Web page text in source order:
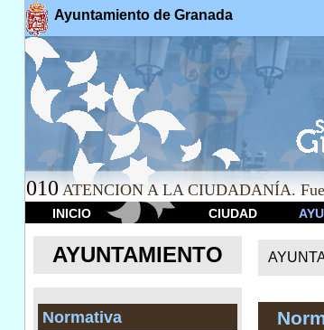
Ayuntamiento de Granada
010 ATENCION A LA CIUDADANÍA.
INICIO CIUDAD
AYUNTAMIENTO
Normativa